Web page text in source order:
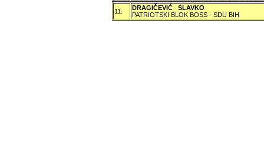
11.
DRAGIČEVIĆ SLAVKO
PATRIOTSKI BLOK BOSS - SDU BIH